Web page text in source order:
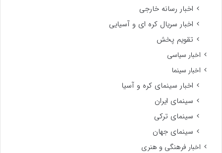
اخبار رسانه خارجی
اخبار سریال کره ای و آسیایی
تقویم پخش
اخبار سیاسی
اخبار سینما
اخبار سینمای کره و آسیا
سینمای ایران
سینمای ترکی
سینمای جهان
اخبار فرهنگی و هنری